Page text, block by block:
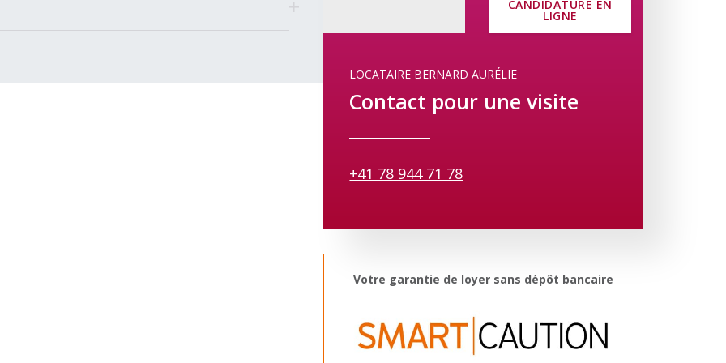
CANDIDATURE EN
LIGNE
LOCATAIRE BERNARD AURÉLIE
Contact pour une visite
+41 78 944 71 78
Votre garantie de loyer sans dépôt bancaire